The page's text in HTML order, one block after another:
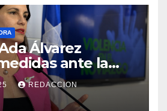
Álvarez
ante la
el noviazgo
REDACCION